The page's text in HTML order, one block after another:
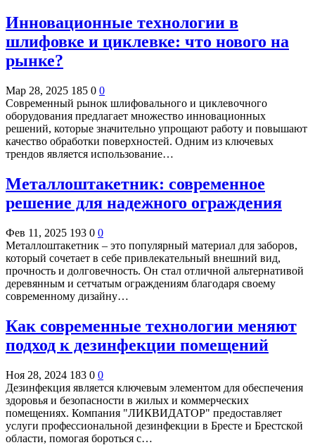
Инновационные технологии в
шлифовке и циклевке: что нового на
рынке?
Мар 28, 2025 185 0 0
Современный рынок шлифовального и циклевочного
оборудования предлагает множество инновационных
решений, которые значительно упрощают работу и повышают
качество обработки поверхностей. Одним из ключевых
трендов является использование…
Металлоштакетник: современное
решение для надежного ограждения
Фев 11, 2025 193 0 0
Металлоштакетник – это популярный материал для заборов,
который сочетает в себе привлекательный внешний вид,
прочность и долговечность. Он стал отличной альтернативой
деревянным и сетчатым ограждениям благодаря своему
современному дизайну…
Как современные технологии меняют
подход к дезинфекции помещений
Ноя 28, 2024 183 0 0
Дезинфекция является ключевым элементом для обеспечения
здоровья и безопасности в жилых и коммерческих
помещениях. Компания "ЛИКВИДАТОР" предоставляет
услуги профессиональной дезинфекции в Бресте и Брестской
области, помогая бороться с…